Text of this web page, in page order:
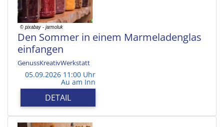
Den Sommer in einem Marmeladenglas
einfangen
GenussKreativWerkstatt
05.09.2026 11:00 Uhr
Au am Inn
DETAIL